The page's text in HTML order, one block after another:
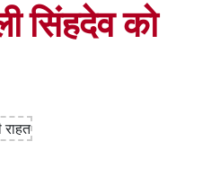
सिंहदेव को